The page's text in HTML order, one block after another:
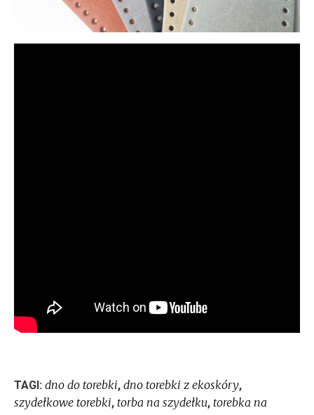
TAGI: dno do torebki, dno torebki z ekoskóry,
szydełkowe torebki, torba na szydełku, torebka na